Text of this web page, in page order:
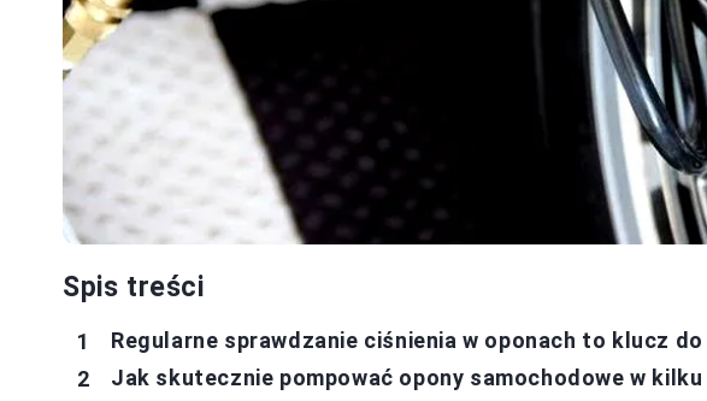
Spis treści
Regularne sprawdzanie ciśnienia w oponach to klucz
Jak skutecznie pompować opony samochodowe w